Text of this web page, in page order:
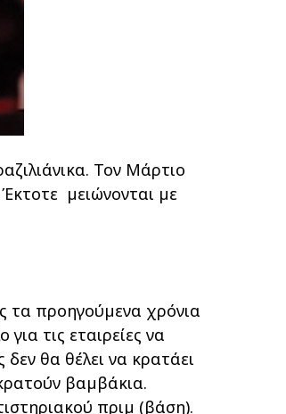
Τον Μάρτιο
µειώνονται µε
τα προηγούµενα χρόνια
τις εταιρείες να
θα θέλει να κρατάει
βαµβάκια.
πριµ (βάση).